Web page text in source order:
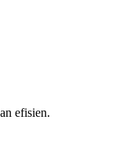
efisien.